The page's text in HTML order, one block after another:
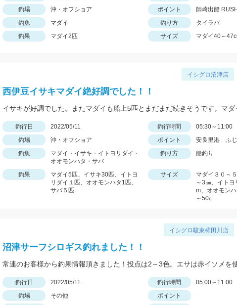
釣場
沖・オフショア ポイント
師崎出船
釣魚
マダイ 釣り方
タイラバ
釣果
マダイ2匹 サイズ マダイ40～
イシグロ沼津店
西伊豆イサキマダイ絶好調でした！！
釣行日 2022/05/11 釣行時間
05:30～11:00
釣場
沖・オフショア ポイント
安良里港 ふ
釣魚
マダイ・イサキ・イトヨリダイ・
オオモンハタ・サバ
釣り方 船釣り
釣果
マダイ5匹、イサキ30匹、イトヨ
リダイ１匹、オオモンハタ1匹、
サバ５匹
サイズ
マダイ３０～
～3㎝、イト
m、オオモン
～50㎝
イシグロ駿東柿田川店
沼津サーフシロギス釣れました！！
常連のお客様から釣果情報頂きました！投点は2～3色。エサは赤イソメを使
釣行日 2022/05/11 釣行時間
05:00～11:00
釣場
その他
ポイント